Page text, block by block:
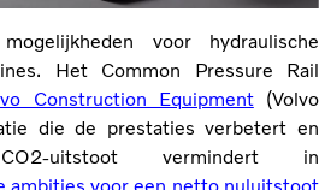
voor hydraulische
Het Common Pressure Rail
Construction Equipment(Volvo
die de prestaties verbetert en
uitstoot vermindert in